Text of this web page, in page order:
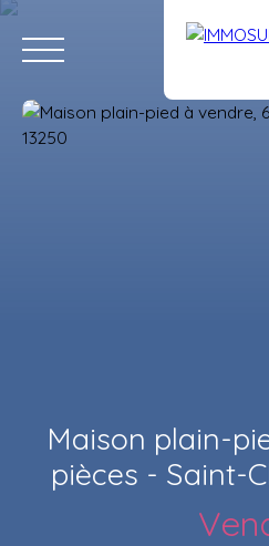
Maison plain-
pièces - Saint-